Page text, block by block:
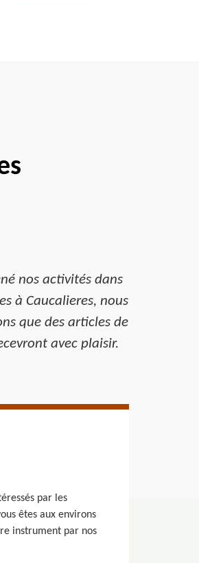
nos activités dans
à Caucalieres, nous
que des articles de
avec plaisir.
par les
êtes aux environs
instrument par nos